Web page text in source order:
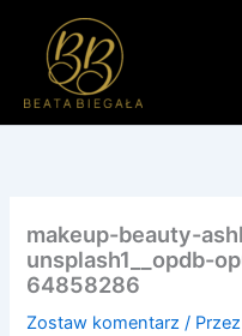
makeup-beauty-
unsplash1__opdb-
64858286
Zostaw komentarz / Przez